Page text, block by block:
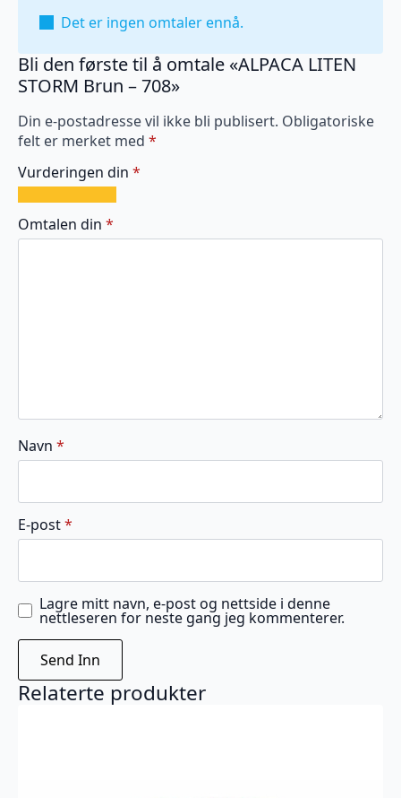
Det er ingen omtaler ennå.
Bli den første til å omtale «ALPACA LITEN
STORM Brun – 708»
Din e-postadresse vil ikke bli publisert. Obligatoriske
felt er merket med *
Vurderingen din *
av
5
av
5
av
5
av
5
av
5
Omtalen din *
Navn *
E-post*
Lagre mitt navn, e-post og nettside i denne
nettleseren for neste gang jeg kommenterer.
Relaterte produkter